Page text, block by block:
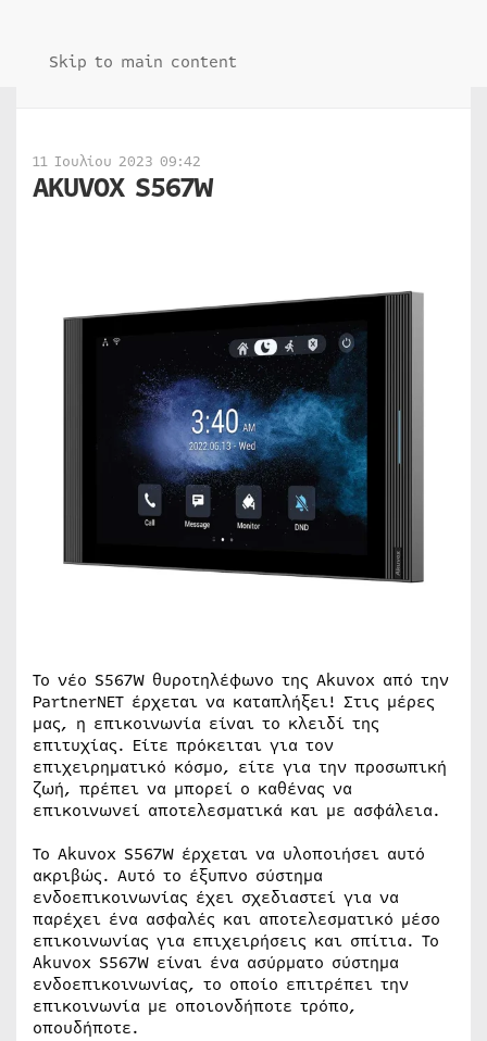
Skip to main content
11 Ιουλίου 2023 09:42
AKUVOX S567W
Το νέο S567W θυροτηλέφωνο της Akuvox από την
PartnerNET έρχεται να καταπλήξει! Στις μέρες
μας, η επικοινωνία είναι το κλειδί της
επιτυχίας. Είτε πρόκειται για τον
επιχειρηματικό κόσμο, είτε για την προσωπική
ζωή, πρέπει να μπορεί ο καθένας να
επικοινωνεί αποτελεσματικά και με ασφάλεια.
Το Akuvox S567W έρχεται να υλοποιήσει αυτό
ακριβώς. Αυτό το έξυπνο σύστημα
ενδοεπικοινωνίας έχει σχεδιαστεί για να
παρέχει ένα ασφαλές και αποτελεσματικό μέσο
επικοινωνίας για επιχειρήσεις και σπίτια. Το
Akuvox S567W είναι ένα ασύρματο σύστημα
ενδοεπικοινωνίας, το οποίο επιτρέπει την
επικοινωνία με οποιονδήποτε τρόπο,
οπουδήποτε.